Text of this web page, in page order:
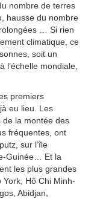
nombre de terres
hausse du nombre
… Si rien
climatique, ce
soit un
l’échelle mondiale,
premiers
eu lieu. Les
de la montée des
fréquentes, ont
sur l’île
Guinée… Et la
les plus grandes
Hô Chi Minh-
Abidjan,